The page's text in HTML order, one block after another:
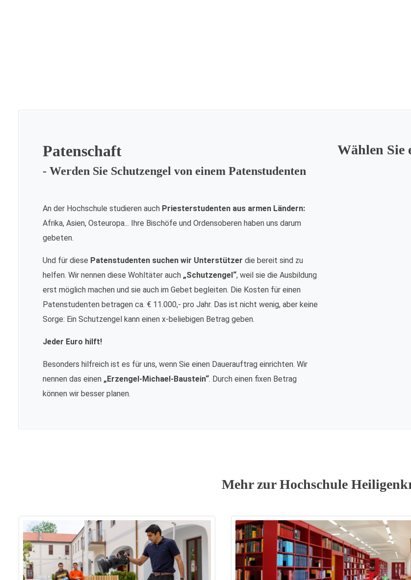
Patenschaft
- Werden Sie Schutzengel von einem Patenstudenten
An der Hochschule studieren auch Priesterstudenten aus armen Ländern:
Afrika, Asien, Osteuropa... Ihre Bischöfe und Ordensoberen haben uns darum
gebeten.
Und für diese Patenstudenten suchen wir Unterstützer die bereit sind zu
helfen. Wir nennen diese Wohltäter auch „Schutzengel“, weil sie die Ausbildung
erst möglich machen und sie auch im Gebet begleiten. Die Kosten für einen
Patenstudenten betragen ca. € 11.000,- pro Jahr. Das ist nicht wenig, aber keine
Sorge: Ein Schutzengel kann einen x-beliebigen Betrag geben.
Jeder Euro hilft!
Besonders hilfreich ist es für uns, wenn Sie einen Dauerauftrag einrichten. Wir
nennen das einen „Erzengel-Michael-Baustein“. Durch einen fixen Betrag
können wir besser planen.
Wählen Sie
Mehr zur Hochschule